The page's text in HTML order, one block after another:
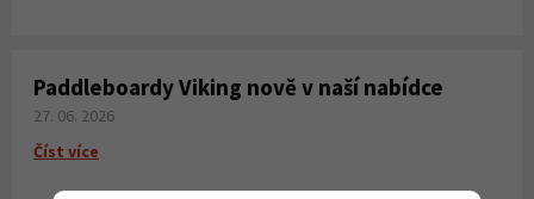
Paddleboardy Viking nově v naší nabídce
27. 06. 2026
Číst více